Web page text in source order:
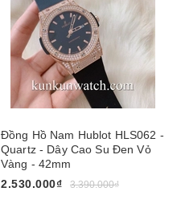
Đồng Hồ Nam Hublot HLS062 -
Quartz - Dây Cao Su Đen Vỏ
Vàng - 42mm
2.530.000₫
3.390.000₫